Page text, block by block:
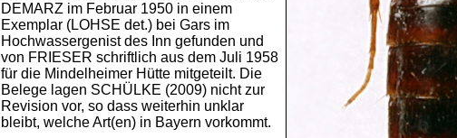
DEMARZ im Februar 1950 in einem
Exemplar (LOHSE det.) bei Gars im
Hochwassergenist des Inn gefunden und
von FRIESER schriftlich aus dem Juli 1958
für die Mindelheimer Hütte mitgeteilt. Die
Belege lagen SCHÜLKE (2009) nicht zur
Revision vor, so dass weiterhin unklar
bleibt, welche Art(en) in Bayern vorkommt.